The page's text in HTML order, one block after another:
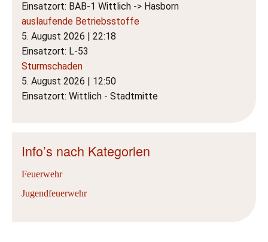
Einsatzort: BAB-1 Wittlich -> Hasborn
auslaufende Betriebsstoffe
5. August 2026 | 22:18
Einsatzort: L-53
Sturmschaden
5. August 2026 | 12:50
Einsatzort: Wittlich - Stadtmitte
Info’s nach Kategorien
Feuerwehr
Jugendfeuerwehr